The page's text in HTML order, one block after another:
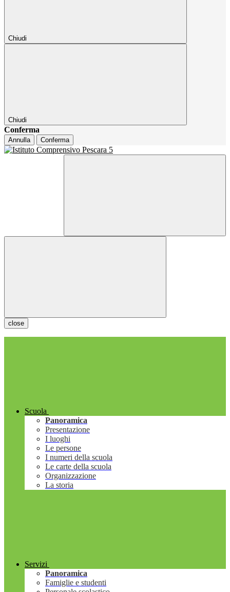
Chiudi
Chiudi
Conferma
Annulla Conferma
close
Scuola
Panoramica
Presentazione
I luoghi
Le persone
I numeri della scuola
Le carte della scuola
Organizzazione
La storia
Servizi
Panoramica
Famiglie e studenti